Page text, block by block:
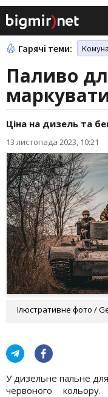
Гарячі теми:
Паливо
Ціна на дизель та
13 листопада 2023, 10:21
Ілюстративне фото /
У дизельне пальне
червоного